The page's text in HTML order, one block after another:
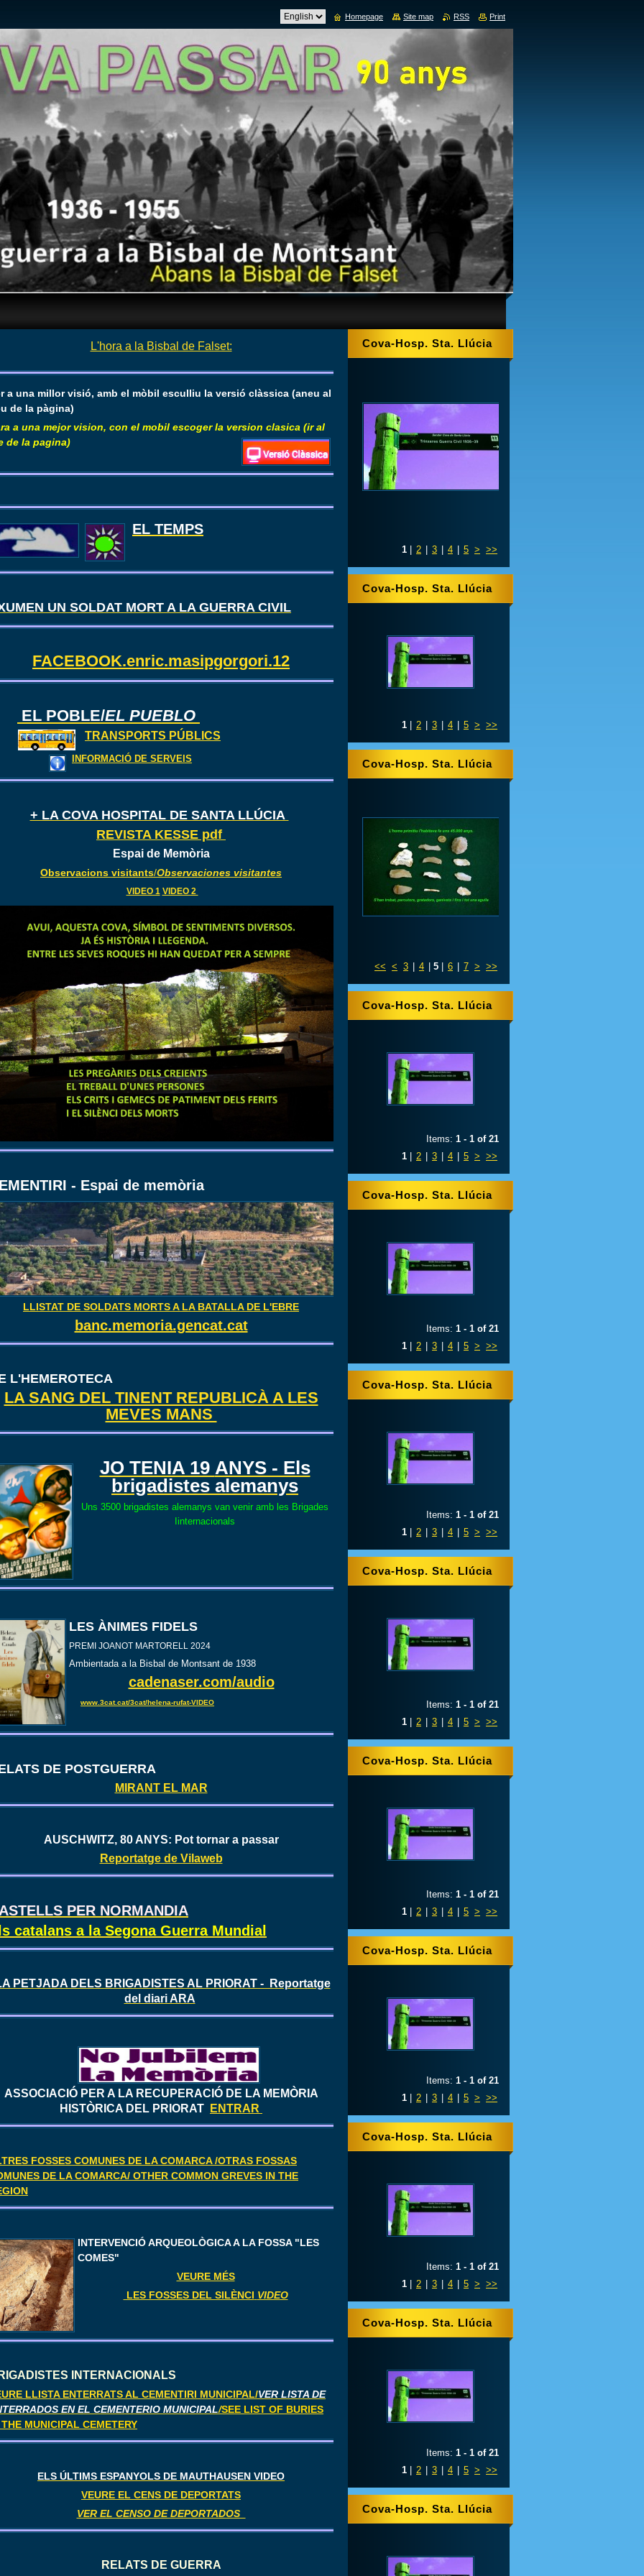
L'hora a la Bisbal de Falset:
a una millor visió, amb el mòbil esculliu la versió clàssica (aneu al
de la pàgina)
a una mejor vision, con el mobil escoger la version clasica (ir al
de la pagina)
EL TEMPS
UN SOLDAT MORT A LA GUERRA CIVIL
FACEBOOK.enric.masipgorgori.12
EL POBLE/EL PUEBLO
TRANSPORTS PÚBLICS
INFORMACIÓ DE SERVEIS
+ LA COVA HOSPITAL DE SANTA LLÚCIA
REVISTA KESSE pdf
Espai de Memòria
Observacions visitants/Observaciones visitantes
VIDEO 1 VIDEO 2
- Espai de memòria
LLISTAT DE SOLDATS MORTS A LA BATALLA DE L'EBRE
banc.memoria.gencat.cat
L'HEMEROTECA
LA SANG DEL TINENT REPUBLICÀ A LES
MEVES MANS
JO TENIA 19 ANYS - Els
brigadistes alemanys
Uns 3500 brigadistes alemanys van venir amb les Brigades
Iinternacionals
LES ÀNIMES FIDELS
PREMI JOANOT MARTORELL 2024
Ambientada a la Bisbal de Montsant de 1938
cadenaser.com/audio
www.3cat.cat/3cat/helena-rufat-VIDEO
DE POSTGUERRA
MIRANT EL MAR
AUSCHWITZ, 80 ANYS: Pot tornar a passar
Reportatge de Vilaweb
PER NORMANDIA
catalans a la Segona Guerra Mundial
PETJADA DELS BRIGADISTES AL PRIORAT - Reportatge
del diari ARA
ASSOCIACIÓ PER A LA RECUPERACIÓ DE LA MEMÒRIA
HISTÒRICA DEL PRIORAT
ENTRAR
FOSSES COMUNES DE LA COMARCA /OTRAS FOSSAS
DE LA COMARCA/ OTHER COMMON GREVES IN THE
INTERVENCIÓ ARQUEOLÒGICA A LA FOSSA "LES
COMES"
VEURE MÉS
LES FOSSES DEL SILÈNCI VIDEO
INTERNACIONALS
LLISTA ENTERRATS AL CEMENTIRI MUNICIPAL/VER LISTA DE
EN EL CEMENTERIO MUNICIPAL/SEE LIST OF BURIES
MUNICIPAL CEMETERY
ELS ÚLTIMS ESPANYOLS DE MAUTHAUSEN VIDEO
VEURE EL CENS DE DEPORTATS
VER EL CENSO DE DEPORTADOS
RELATS DE GUERRA
Cova-Hosp. Sta. Llúcia
1 2 3 4 5 > >>
Cova-Hosp. Sta. Llúcia
1 2 3 4 5 > >>
Cova-Hosp. Sta. Llúcia
<< < 3 4 5 6 7 > >>
Cova-Hosp. Sta. Llúcia
Items: 1 - 1 of 21
1
2 3 4 5 > >>
Cova-Hosp. Sta. Llúcia
Items: 1 - 1 of 21
1
2 3 4 5 > >>
Cova-Hosp. Sta. Llúcia
Items: 1 - 1 of 21
1
2 3 4 5 > >>
Cova-Hosp. Sta. Llúcia
Items: 1 - 1 of 21
1
2 3 4 5 > >>
Cova-Hosp. Sta. Llúcia
Items: 1 - 1 of 21
1
2 3 4 5 > >>
Cova-Hosp. Sta. Llúcia
Items: 1 - 1 of 21
1
2 3 4 5 > >>
Cova-Hosp. Sta. Llúcia
Items: 1 - 1 of 21
1
2 3 4 5 > >>
Cova-Hosp. Sta. Llúcia
Items: 1 - 1 of 21
1
2 3 4 5 > >>
Cova-Hosp. Sta. Llúcia
Homepage Site map RSS Print